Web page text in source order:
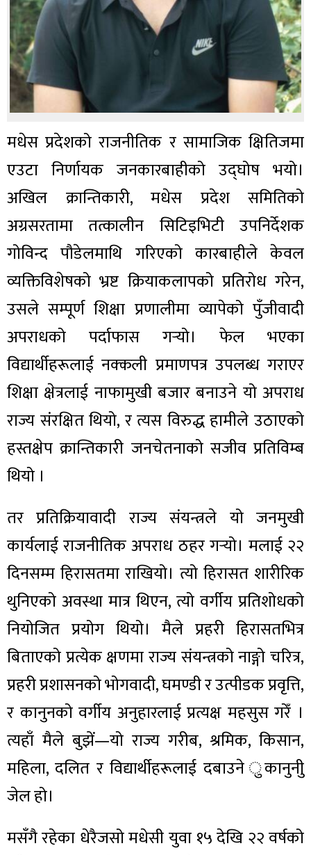
मधेस प्रदेशको राजनीतिक र सामाजिक क्षितिजमा
एउटा निर्णायक जनकारबाहीको उद्घोष भयो।
अखिल क्रान्तिकारी, मधेस प्रदेश समितिको
अग्रसरतामा तत्कालीन सिटिइभिटी उपनिर्देशक
गोविन्द पौडेलमाथि गरिएको कारबाहीले केवल
व्यक्तिविशेषको भ्रष्ट क्रियाकलापको प्रतिरोध गरेन,
उसले सम्पूर्ण शिक्षा प्रणालीमा व्यापेको पुँजीवादी
अपराधको पर्दाफास गर्‍यो। फेल भएका
विद्यार्थीहरूलाई नक्कली प्रमाणपत्र उपलब्ध गराएर
शिक्षा क्षेत्रलाई नाफामुखी बजार बनाउने यो अपराध
राज्य संरक्षित थियो, र त्यस विरुद्ध हामीले उठाएको
हस्तक्षेप क्रान्तिकारी जनचेतनाको सजीव प्रतिविम्ब
थियो ।
तर प्रतिक्रियावादी राज्य संयन्त्रले यो जनमुखी
कार्यलाई राजनीतिक अपराध ठहर गर्‍यो। मलाई २२
दिनसम्म हिरासतमा राखियो। त्यो हिरासत शारीरिक
थुनिएको अवस्था मात्र थिएन, त्यो वर्गीय प्रतिशोधको
नियोजित प्रयोग थियो। मैले प्रहरी हिरासतभित्र
बिताएको प्रत्येक क्षणमा राज्य संयन्त्रको नाङ्गो चरित्र,
प्रहरी प्रशासनको भोगवादी, घमण्डी र उत्पीडक प्रवृत्ति,
र कानुनको वर्गीय अनुहारलाई प्रत्यक्ष महसुस गरेँ ।
त्यहाँ मैले बुझें—यो राज्य गरीब, श्रमिक, किसान,
महिला, दलित र विद्यार्थीहरूलाई दबाउने ुकानुनीु
जेल हो।
मसँगै रहेका धेरैजसो मधेसी युवा १५ देखि २२ वर्षको